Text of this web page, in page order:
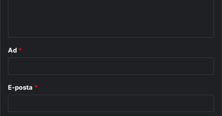
Ad *
E-posta *